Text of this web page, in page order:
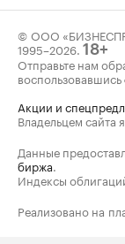
© ООО
1995–2026. 18+
Отправьте нам
воспользовавшись
Акции и
Владельцем сайта
Данные
биржа.
Индексы
Реализовано на